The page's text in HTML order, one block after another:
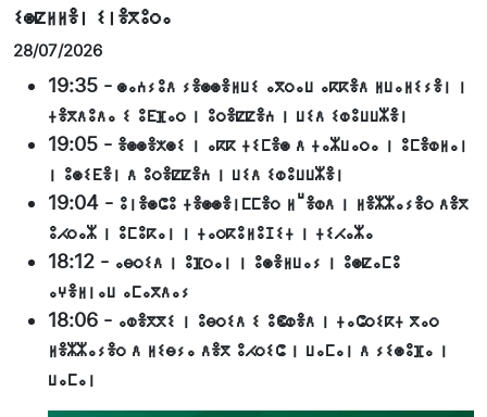
ⵉⵙⵇⵍⵍⴻⵏ ⵉⵏⴻⴳⵓⵔⴰ
28/07/2026
19:35 - ⵙⴰⵄⵢⵓⴷ ⵢⴻⵙⵙⴻⵍⵡⵉ ⴰⴳⵔⴰⵡ ⴰⴽⴽⴻⴷ ⵍⵡⴰⵍⵉⵢⴻⵏ ⵏ
ⵜⴻⴳⴷⵓⴷⴰ ⵉ ⵓⴹⴼⴰⵔ ⵏ ⵓⵔⴻⵇⵇⴻⵄ ⵏ ⵡⵉⴷ ⵉⵀⵓⵡⵡⵣⴻⵏ
19:05 - ⴻⵙⵙⴻⵅⵙⵉ ⵏ ⴰⴽⴽ ⵜⵉⵎⴻⵙ ⴷ ⵜⴰⵣⵡⴰⵔⴰ ⵏ ⵓⵎⴻⵀⵍⴰⵏ
ⵏ ⵓⵙⵉⴹⴻⵏ ⴷ ⵓⵔⴻⵇⵇⴻⵄ ⵏ ⵡⵉⴷ ⵉⵀⵓⵡⵡⵣⴻⵏ
19:04 - ⵓⵏⴻⵙⵛⵓ ⵜⴻⵙⵙⴻⵏⵎⵎⴻⵔ ⵍⵯⴻⵀⴷ ⵏ ⵍⴻⵣⵣⴰⵢⴻⵔ ⴷⴻⴳ
ⵓⵃⵔⴰⵣ ⵏ ⵓⵎⵓⴽⴰⵏ ⵏ ⵜⴰⵔⴽⵓⵍⵓⵊⵉⵜ ⵏ ⵜⵉⵃⴰⵣⴰ
18:12 - ⴰⴱⵔⵉⴷ ⵏ ⵓⴼⵔⴰⵏ ⵏ ⵓⵙⴻⵍⵡⴰⵢ ⵏ ⵓⵙⵇⴰⵎⵓ
ⴰⵖⴻⵍⵏⴰⵡ ⴰⵎⴰⴳⴷⴰⵢ
18:06 - ⴰⵀⴻⴳⴳⵉ ⵏ ⵓⴱⵔⵉⴷ ⵉ ⵓⵞⵀⴻⴷ ⵏ ⵜⴰⵛⵔⵉⴽⵜ ⴳⴰⵔ
ⵍⴻⵣⵣⴰⵢⴻⵔ ⴷ ⵍⵉⴱⵢⴰ ⴷⴻⴳ ⵓⵃⵔⵉⵛ ⵏ ⵡⴰⵎⴰⵏ ⴷ ⵢⵉⵙⵓⴼⴰ ⵏ
ⵡⴰⵎⴰⵏ